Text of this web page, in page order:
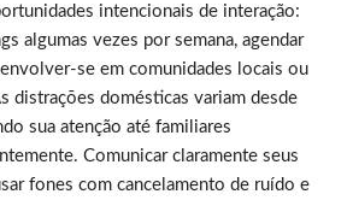
intencionais de interação:
algumas vezes por semana, agendar
se em comunidades locais ou
distrações domésticas variam desde
sua atenção até familiares
Comunicar claramente seus
fones com cancelamento de ruído e